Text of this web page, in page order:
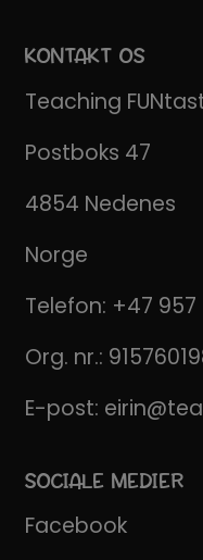
KONTAKT OS
Teaching
Postboks 47
4854 Nedenes
Norge
Telefon: +47 957
Org. nr.:
E-post:
SOCIALE MEDIER
Facebook